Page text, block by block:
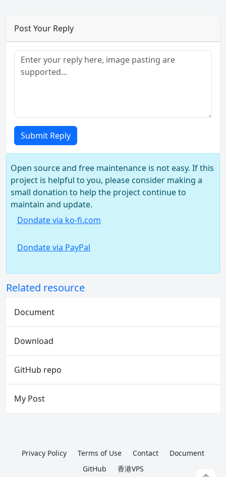
Post Your Reply
Submit Reply
Open source and free maintenance is not easy. If this
project is helpful to you, please consider making a
small donation to help the project continue to
maintain and update.
Dondate via ko-fi.com
Dondate via PayPal
Related resource
Document
Download
GitHub repo
My Post
Privacy Policy Terms of Use Contact
Document
GitHub
香港VPS